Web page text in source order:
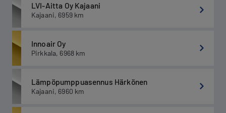
LVI-Aitta Oy Kajaani
Kajaani, 6959 km
Innoair Oy
Pirkkala, 6968 km
Lämpöpumppuasennus Härkönen
Kajaani, 6960 km